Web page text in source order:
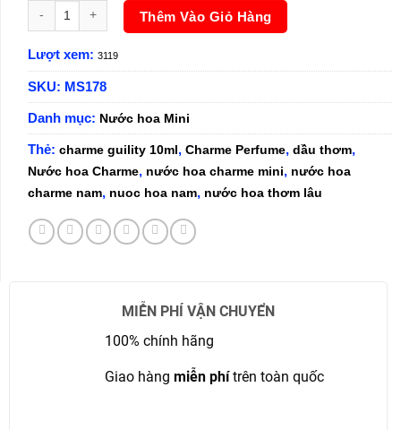
Nước Hoa Nam Charme Guility 10ml Mini số lượng
Thêm Vào Giỏ Hàng
Lượt xem: 3119
SKU: MS178
Danh mục: Nước hoa Mini
Thẻ: charme guility 10ml, Charme Perfume, dầu thơm,
Nước hoa Charme, nước hoa charme mini, nước hoa
charme nam, nuoc hoa nam, nước hoa thơm lâu
MIỄN PHÍ VẬN CHUYỂN
100% chính hãng
Giao hàng miễn phítrên toàn quốc